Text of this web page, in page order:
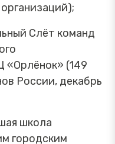
Слёт команд
(149
России, декабрь
школа
городским